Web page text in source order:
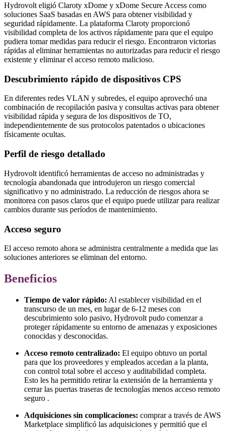
Hydrovolt eligió Claroty xDome y xDome Secure Access como
soluciones SaaS basadas en AWS para obtener visibilidad y
seguridad rápidamente. La plataforma Claroty proporcionó
visibilidad completa de los activos rápidamente para que el equipo
pudiera tomar medidas para reducir el riesgo. Encontraron victorias
rápidas al eliminar herramientas no autorizadas para reducir el riesgo
existente y eliminar el acceso remoto malicioso.
Descubrimiento rápido de dispositivos CPS
En diferentes redes VLAN y subredes, el equipo aprovechó una
combinación de recopilación pasiva y consultas activas para obtener
visibilidad rápida y segura de los dispositivos de TO,
independientemente de sus protocolos patentados o ubicaciones
físicamente ocultas.
Perfil de riesgo detallado
Hydrovolt identificó herramientas de acceso no administradas y
tecnología abandonada que introdujeron un riesgo comercial
significativo y no administrado. La reducción de riesgos ahora se
monitorea con pasos claros que el equipo puede utilizar para realizar
cambios durante sus períodos de mantenimiento.
Acceso seguro
El acceso remoto ahora se administra centralmente a medida que las
soluciones anteriores se eliminan del entorno.
Beneficios
Tiempo de valor rápido: Al establecer visibilidad en el
transcurso de un mes, en lugar de 6-12 meses con
descubrimiento solo pasivo, Hydrovolt pudo comenzar a
proteger rápidamente su entorno de amenazas y exposiciones
conocidas y desconocidas.
Acceso remoto centralizado: El equipo obtuvo un portal
para que los proveedores y empleados accedan a la planta,
con control total sobre el acceso y auditabilidad completa.
Esto les ha permitido retirar la extensión de la herramienta y
cerrar las puertas traseras de tecnologías menos acceso remoto
seguro .
Adquisiciones sin complicaciones: comprar a través de AWS
Marketplace simplificó las adquisiciones y permitió que el